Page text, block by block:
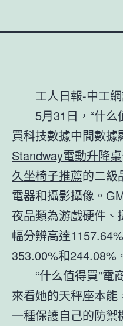
工人日報-中工
5月31日，“什
買科技數據中間數據
Standway電動升降桌
久坐椅子推薦的二級
電器和攝影攝像。
夜品類為游戲硬件、
幅分辨高達
353.00%和244.08%
“什么值得買”電
來看她的天秤座本
一種保護自己的防禦